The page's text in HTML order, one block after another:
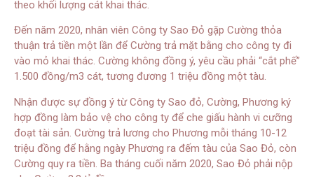
theo khối lượng cát khai thác.
Đến năm 2020, nhân viên Công ty Sao Đỏ gặp Cường thỏa
thuận trả tiền một lần để Cường trả mặt bằng cho công ty đi
vào mỏ khai thác. Cường không đồng ý, yêu cầu phải “cắt phế”
1.500 đồng/m3 cát, tương đương 1 triệu đồng một tàu.
Nhận được sự đồng ý từ Công ty Sao đỏ, Cường, Phương ký
hợp đồng làm bảo vệ cho công ty để che giấu hành vi cưỡng
đoạt tài sản. Cường trả lương cho Phương mỗi tháng 10-12
triệu đồng để hằng ngày Phương ra đếm tàu của Sao Đỏ, còn
Cường quy ra tiền. Ba tháng cuối năm 2020, Sao Đỏ phải nộp